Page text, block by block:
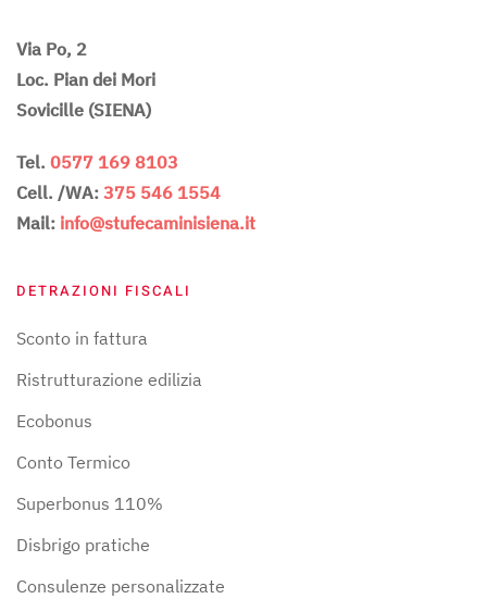
Via Po, 2
Loc. Pian dei Mori
Sovicille (SIENA)
Tel. 0577 169 8103
Cell. /WA: 375 546 1554
Mail: info@stufecaminisiena.it
DETRAZIONI FISCALI
Sconto in fattura
Ristrutturazione edilizia
Ecobonus
Conto Termico
Superbonus 110%
Disbrigo pratiche
Consulenze personalizzate